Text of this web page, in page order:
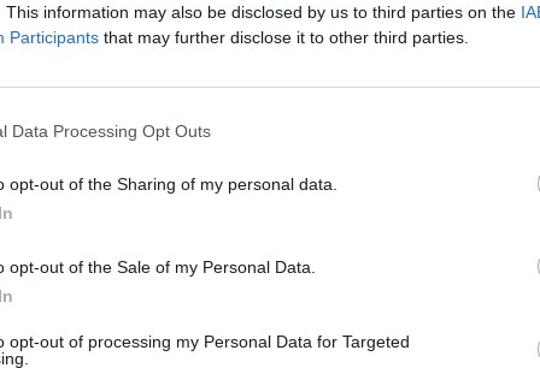
This information may also be disclosed by us to third parties on the
Participants that may further disclose it to other third parties.
Data Processing Opt Outs
opt-out of the Sharing of my personal data.
opt-out of the Sale of my Personal Data.
opt-out of processing my Personal Data for Targeted
Visi įrašai
–
Liūdna vyresnio amžiaus dirbančiųjų
kasdienybė – priekabiavimas, patyčios ir
Žinios Lietuvos diena
00:02:08
Aukštaitijos pučiamųjų orkestras